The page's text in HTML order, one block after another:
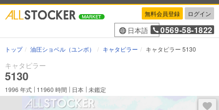
無料会員登録 ログイン
日本語 0569-58-1822
トップ 油圧ショベル（ユンボ） キャタピラー キャタピラー 5130
キャタピラー
5130
1996 年式 11960 時間 日本 未鑑定
ロ